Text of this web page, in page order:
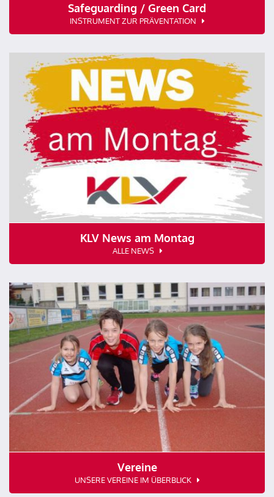
Safeguarding / Green Card
INSTRUMENT ZUR PRÄVENTATION
KLV News am Montag
ALLE NEWS
Vereine
UNSERE VEREINE IM ÜBERBLICK